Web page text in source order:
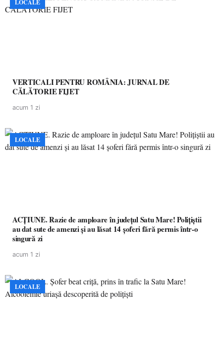
LOCALE
VERTICALI PENTRU ROMÂNIA: JURNAL DE
CĂLĂTORIE FIJET
acum 1 zi
LOCALE
ACȚIUNE. Razie de amploare în județul Satu Mare! Polițiștii
au dat sute de amenzi și au lăsat 14 șoferi fără permis într-o
singură zi
acum 1 zi
LOCALE